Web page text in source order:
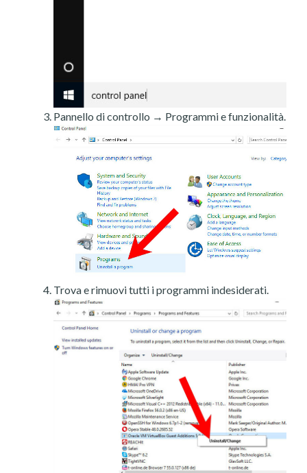
Pannello di controllo → Programmi e funzionalità.
Trova e rimuovi tutti i programmi indesiderati.